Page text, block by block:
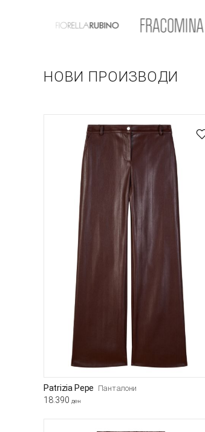
НОВИ ПРОИЗВОДИ
Patrizia Pepe Панталони
18.390 ден